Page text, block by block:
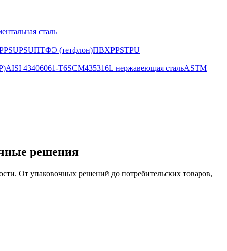
сталь
PSUПТФЭ (тетфлон)ПВХPPSTPU
AISI 43406061-T6SCM435316L нержавеющая стальASTM
решения
От упаковочных решений до потребительских товаров,